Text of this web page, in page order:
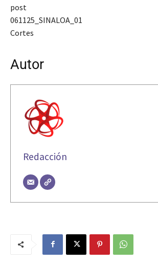
post
061125_SINALOA_01
Cortes
Autor
Redacción